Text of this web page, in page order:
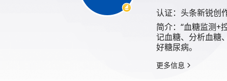
认证： 头条新锐创
简介： “血糖监测+
记血糖、分析血糖
好糖尿病。
更多信息